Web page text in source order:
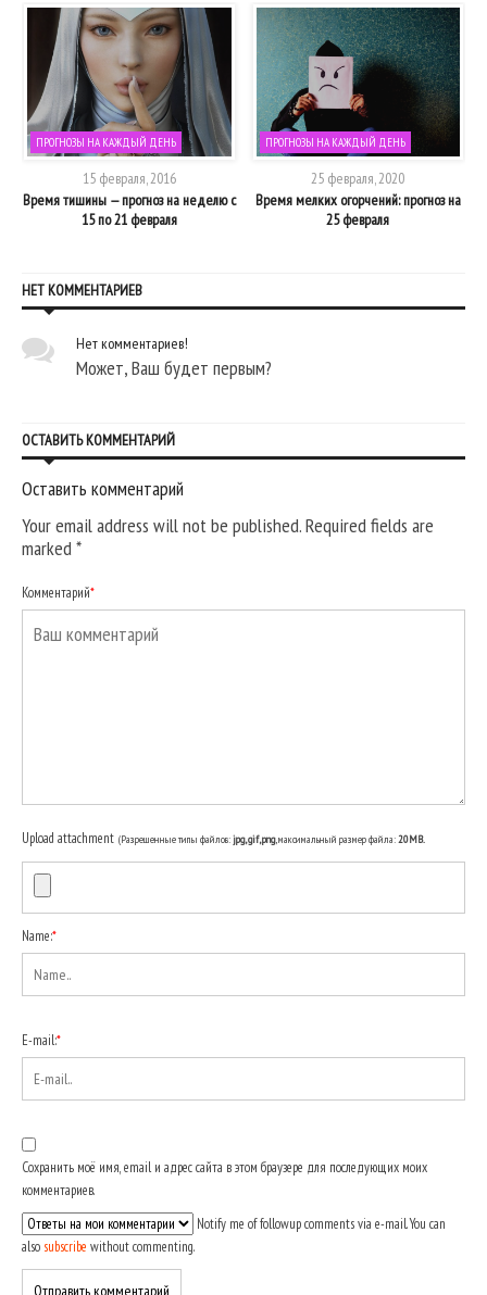
ПРОГНОЗЫ НА КАЖДЫЙ ДЕНЬ
15 февраля, 2016
Время тишины — прогноз на неделю с
15 по 21 февраля
ПРОГНОЗЫ НА КАЖДЫЙ ДЕНЬ
25 февраля, 2020
Время мелких огорчений: прогноз на
25 февраля
НЕТ КОММЕНТАРИЕВ
Нет комментариев!
Может, Ваш будет первым?
ОСТАВИТЬ КОММЕНТАРИЙ
Оставить комментарий
Your email address will not be published. Required fields are
marked*
Комментарий*
Upload attachment (Разрешенные типы файлов:jpg, gif, png, максимальный размер файла: 20MB.
Name:*
E-mail:*
Сохранить моё имя, email и адрес сайта в этом браузере для последующих моих
комментариев.
Notify me of followup comments via e-mail. You can
also subscribe without commenting.